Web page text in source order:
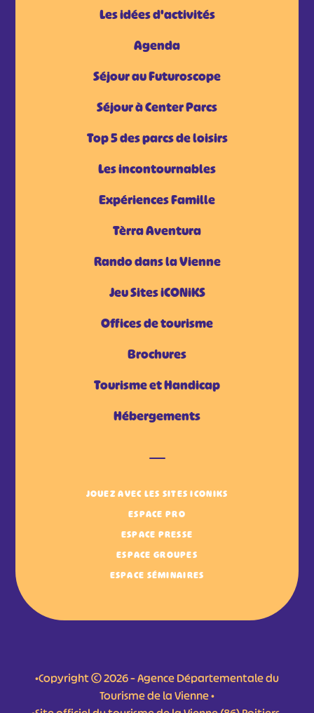
Les idées d'activités
Agenda
Séjour au Futuroscope
Séjour à Center Parcs
Top 5 des parcs de loisirs
Les incontournables
Expériences Famille
Tèrra Aventura
Rando dans la Vienne
Jeu Sites iCONiKS
Offices de tourisme
Brochures
Tourisme et Handicap
Hébergements
JOUEZ AVEC LES SITES ICONIKS
ESPACE PRO
ESPACE PRESSE
ESPACE GROUPES
ESPACE SÉMINAIRES
•Copyright © 2026 – Agence Départementale du
Tourisme de la Vienne •